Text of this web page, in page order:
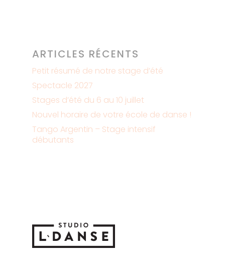
ARTICLES RÉCENTS
Petit résumé de notre stage d’été
Spectacle 2027
Stages d’été du 6 au 10 juillet
Nouvel horaire de votre école de danse !
Tango Argentin – Stage intensif
débutants